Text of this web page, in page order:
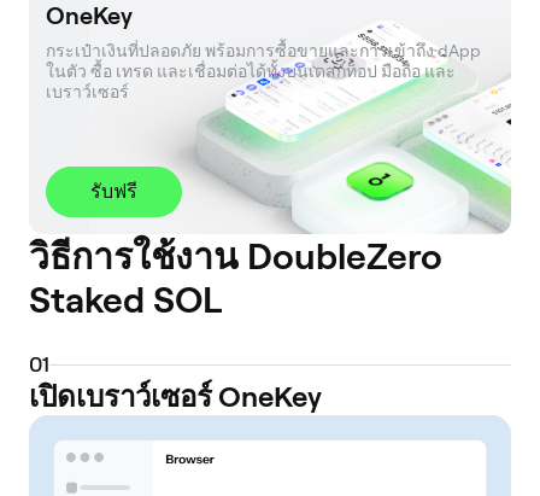
OneKey
กระเป๋าเงินที่ปลอดภัย พร้อมการซื้อขายและการเข้าถึง dApp
ในตัว ซื้อ เทรด และเชื่อมต่อได้ทั้งบนเดสก์ท็อป มือถือ และ
เบราว์เซอร์
รับฟรี
วิธีการใช้งาน DoubleZero
Staked SOL
01
เปิดเบราว์เซอร์ OneKey